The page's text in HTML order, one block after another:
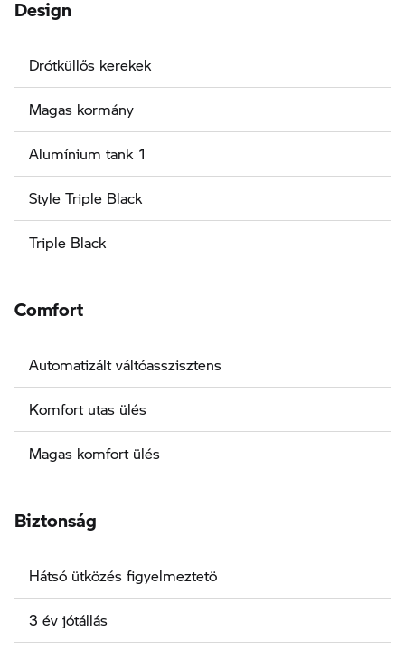
Drótküllős kerekek
Magas kormány
Alumínium tank 1
Style Triple Black
Triple Black
Comfort
Automatizált váltóasszisztens
Komfort utas ülés
Magas komfort ülés
Biztonság
Hátsó ütközés figyelmeztetö
3 év jótállás